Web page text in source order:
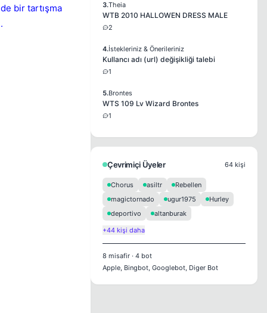
bir tartışma
3.Theia
WTB 2010 HALLOWEN DRESS MALE
2
4.İstekleriniz & Önerileriniz
Kullancı adı (url) değişikliği talebi
1
5.Brontes
WTS 109 Lv Wizard Brontes
1
Çevrimiçi Üyeler 64 kişi
Chorus asiltr
Rebellen
magictornado
ugur1975
Hurley
deportivo
altanburak
+44 kişi daha
8 misafir · 4 bot
Apple, Bingbot, Googlebot, Diger Bot